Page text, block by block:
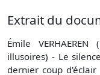
Extrait du
Émile
illusoires) - Le
dernier coup